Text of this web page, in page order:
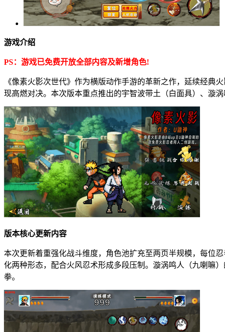
游戏介绍
PS：游戏已免费开放全部内容及新增角色!
《像素火影次世代》作为横版动作手游的革新之作，延续经典
现高燃对决。本次版本重点推出的宇智波带土（白面具）、漩
版本核心更新内容
本次更新着重强化战斗维度，角色池扩充至两页半规模，每位
化两种形态，配合火风忍术形成多段压制。漩涡鸣人（九喇嘛
拳。